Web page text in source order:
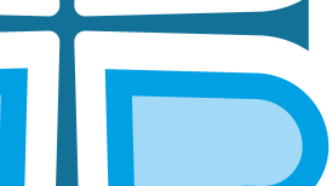
митрополит Ижевский и